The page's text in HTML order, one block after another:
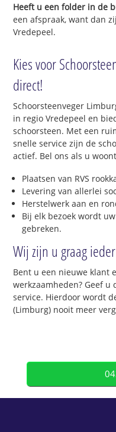
Heeft u een folder in de
een afspraak, want dan
Vredepeel.
Kies voor
direct!
Schoorsteenveger
in regio Vredepeel en
schoorsteen. Met een
snelle service zijn de
actief. Bel ons als u
Plaatsen van RVS
Levering van allerlei
Herstelwerk aan en
Bij elk bezoek wordt
gebreken.
Wij zijn u graag
Bent u een nieuwe klant
werkzaamheden? Geef
service. Hierdoor wordt
(Limburg) nooit meer